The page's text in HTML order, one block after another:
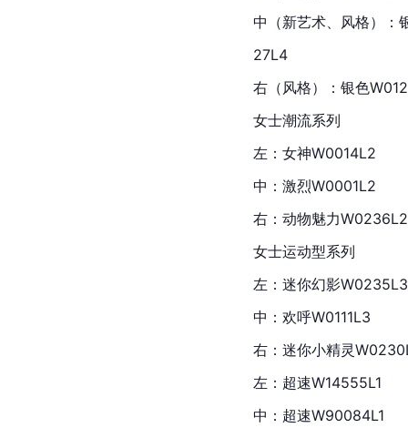
中（新艺术、风格）：
27L4
右（风格）：银色
女士潮流系列
左：女神W0014L2
中：激烈W0001L2
右：动物魅力W0236L2
女士运动型系列
左：迷你幻影W0235L3
中：欢呼W0111L3
右：迷你小精灵
左：超速W14555L1
中：超速W90084L1